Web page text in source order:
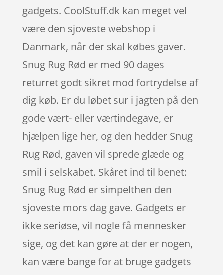
gadgets. CoolStuff.dk kan meget vel
være den sjoveste webshop i
Danmark, når der skal købes gaver.
Snug Rug Rød er med 90 dages
returret godt sikret mod fortrydelse af
dig køb. Er du løbet sur i jagten på den
gode vært- eller værtindegave, er
hjælpen lige her, og den hedder Snug
Rug Rød, gaven vil sprede glæde og
smil i selskabet. Skåret ind til benet:
Snug Rug Rød er simpelthen den
sjoveste mors dag gave. Gadgets er
ikke seriøse, vil nogle få mennesker
sige, og det kan gøre at der er nogen,
kan være bange for at bruge gadgets